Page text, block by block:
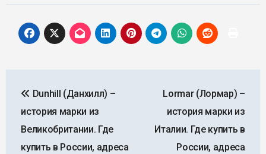
по
записям
Dunhill (Данхилл) –
история марки из
Великобритании. Где
купить в России, адреса
Lormar (Лормар) –
история марки из
Италии. Где купить в
России, адреса